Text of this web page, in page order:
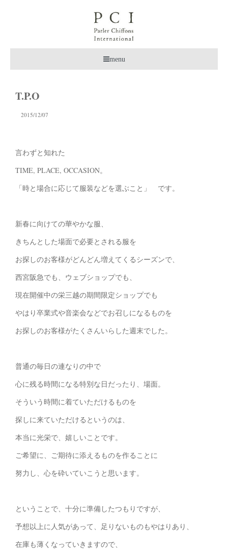
menu
T.P.O
2015/12/07
言わずと知れた
TIME, PLACE, OCCASION。
「時と場合に応じて服装などを選ぶこと」 です。
新春に向けての華やかな服、
きちんとした場面で必要とされる服を
お探しのお客様がどんどん増えてくるシーズンで、
西宮阪急でも、ウェブショップでも、
現在開催中の栄三越の期間限定ショップでも
やはり卒業式や音楽会などでお召しになるものを
お探しのお客様がたくさんいらした週末でした。
普通の毎日の連なりの中で
心に残る時間になる特別な日だったり、場面。
そういう時間に着ていただけるものを
探しに来ていただけるというのは、
本当に光栄で、嬉しいことです。
ご希望に、ご期待に添えるものを作ることに
努力し、心を砕いていこうと思います。
ということで、十分に準備したつもりですが、
予想以上に人気があって、足りないものもやはりあり、
在庫も薄くなっていきますので、